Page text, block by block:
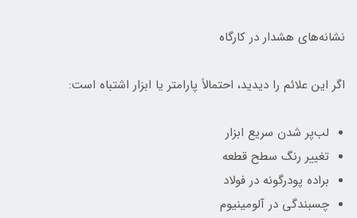
نشانه‌های هشدار در کارگاه
اگر این علائم را دیدید، احتمالاً پارامتر یا ابزار اشتباه است:
لب‌پر شدن سریع ابزار
تغییر رنگ سطح قطعه
براده پودرگونه در فولاد
چسبندگی در آلومینیوم